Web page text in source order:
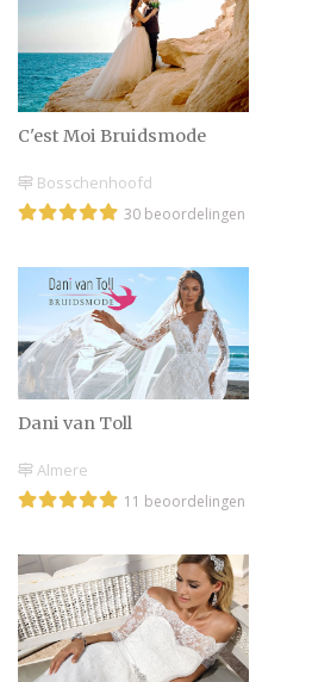
C'est Moi Bruidsmode
Bosschenhoofd
30 beoordelingen
Dani van Toll
Almere
11 beoordelingen